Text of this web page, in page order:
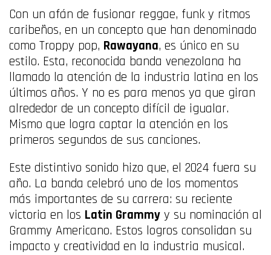
Con un afán de fusionar reggae, funk y ritmos
caribeños, en un concepto que han denominado
como Troppy pop, Rawayana, es único en su
estilo. Esta, reconocida banda venezolana ha
llamado la atención de la industria latina en los
últimos años. Y no es para menos ya que giran
alrededor de un concepto difícil de igualar.
Mismo que logra captar la atención en los
primeros segundos de sus canciones.
Este distintivo sonido hizo que, el 2024 fuera su
año. La banda celebró uno de los momentos
más importantes de su carrera: su reciente
victoria en los Latin Grammy y su nominación al
Grammy Americano. Estos logros consolidan su
impacto y creatividad en la industria musical.